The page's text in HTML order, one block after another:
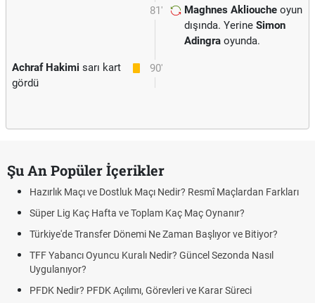
81' Maghnes Akliouche oyun
dışında. Yerine Simon
Adingra oyunda.
90'
Achraf Hakimi sarı kart
gördü
Şu An Popüler İçerikler
Hazırlık Maçı ve Dostluk Maçı Nedir? Resmî Maçlardan Farkları
Süper Lig Kaç Hafta ve Toplam Kaç Maç Oynanır?
Türkiye'de Transfer Dönemi Ne Zaman Başlıyor ve Bitiyor?
TFF Yabancı Oyuncu Kuralı Nedir? Güncel Sezonda Nasıl
Uygulanıyor?
PFDK Nedir? PFDK Açılımı, Görevleri ve Karar Süreci